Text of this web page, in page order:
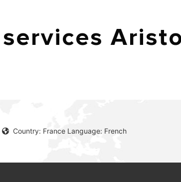
Country: France Language: French